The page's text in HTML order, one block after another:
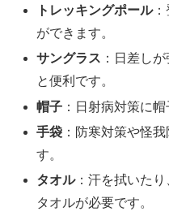
トレッキングポール：
ができます。
サングラス ：日差し
と便利です。
帽子 ：日射病対策に帽
手袋 ：防寒対策や怪
す。
タオル：汗を拭いた
タオルが必要です。